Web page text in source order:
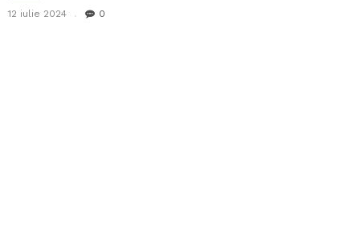
12 iulie 2024 0